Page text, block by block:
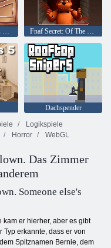
Das Geheimnis des Erntedankfestes Fnaf Secret: Of The Mimic
Dachspender
Logikspiele
Horror WebGL
Das Zimmer
Someone else's
kam er hierher, aber es gibt
erkannte, dass er von
Spitznamen Bernie, dem